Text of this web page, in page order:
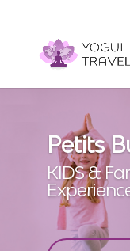
Petits
KIDS &